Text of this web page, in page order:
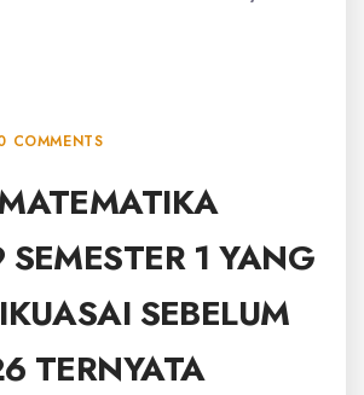
COMMENTS
1 YANG
SEBELUM
TERNYATA